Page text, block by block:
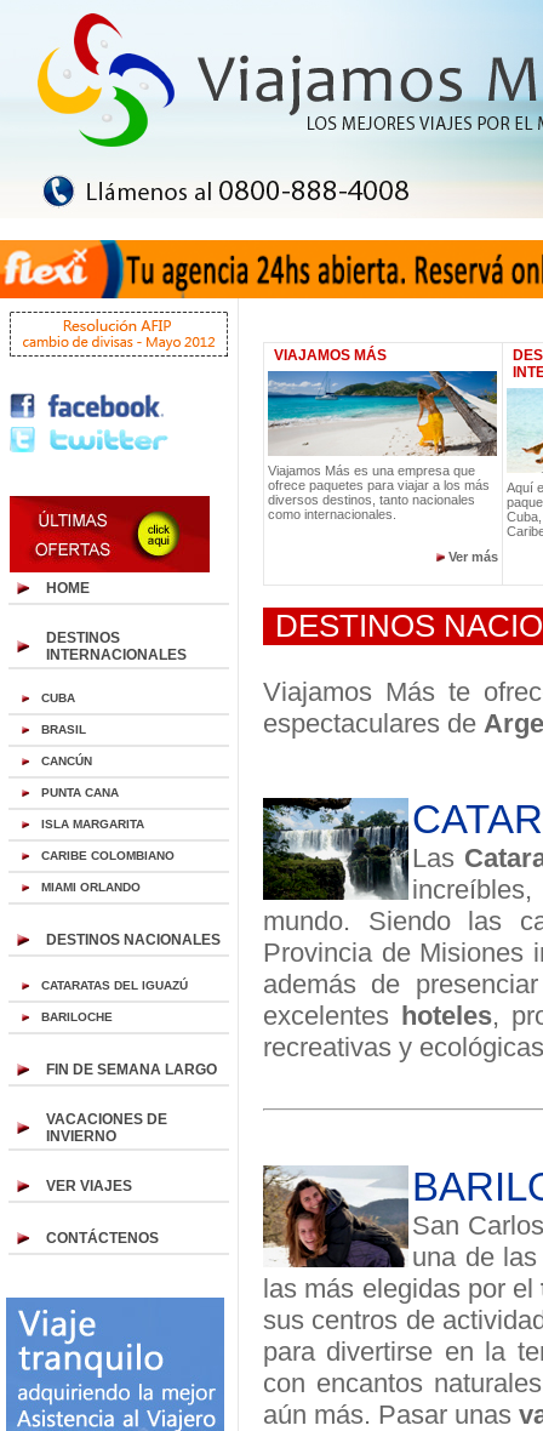
HOME
DESTINOS
INTERNACIONALES
CUBA
BRASIL
CANCÚN
PUNTA CANA
ISLA MARGARITA
CARIBE COLOMBIANO
MIAMI ORLANDO
DESTINOS NACIONALES
CATARATAS DEL IGUAZÚ
BARILOCHE
FIN DE SEMANA LARGO
VACACIONES DE
INVIERNO
VER VIAJES
CONTÁCTENOS
VIAJAMOS MÁS
Viajamos Más es una empresa que
ofrece paquetes para viajar a los más
diversos destinos, tanto nacionales
como internacionales.
Ver más
Aquí
DESTINOS
Viajamos Más te
espectaculares de
Las
mundo. Siendo las
Provincia de Misiones
además de
excelentes hoteles,
recreativas y
San
una de
las más elegidas por el
sus centros de
para divertirse en la
con encantos
aún más. Pasar unas